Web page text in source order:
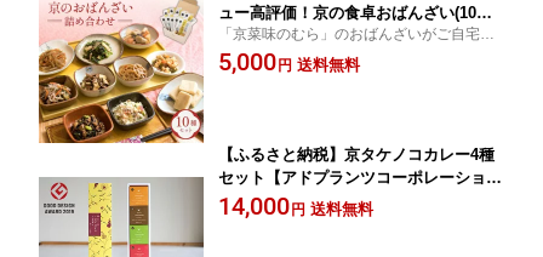
ュー高評価！京の食卓おばんざい(10
種・10袋) | 京都 京料理 おばんざい お
惣菜 人気 おすすめ グルメ 惣菜 簡単 時
「京菜味のむら」のおばんざいがご自宅で
手軽に楽しめる豪華セット
5,000 円 送料無料
【ふるさと納税】京タケノコカレー4種
セット【アドプランツコーポレーショ
ン】 | カレー 4種 セット 缶詰 グリー
ンカレー キーマカレー レッドカレー チ
14,000 円 送料無料